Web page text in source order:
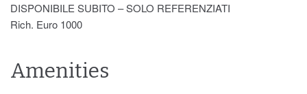
DISPONIBILE SUBITO – SOLO REFERENZIATI
Rich. Euro 1000
Amenities